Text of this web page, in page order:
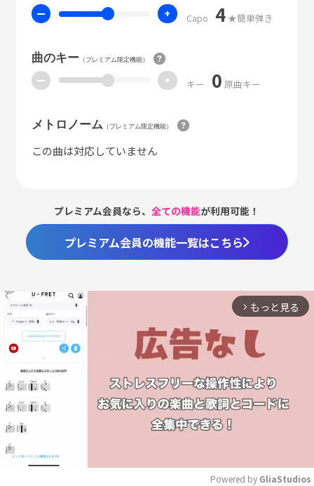
ー + Capo 4 ★簡単弾き
曲のキー（プレミアム限定機能）
ー + キー 0 原曲キー
メトロノーム （プレミアム限定機能）
この曲は対応していません
プレミアム会員なら、全ての機能が利用可能！
プレミアム会員の機能一覧はこちら
arrow_forward_ios もっと見る
Powered by GliaStudios